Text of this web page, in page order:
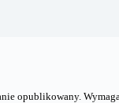
opublikowany.